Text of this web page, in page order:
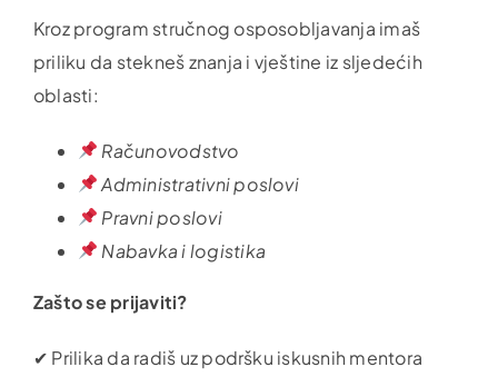
Kroz program stručnog osposobljavanja imaš
priliku da stekneš znanja i vještine iz sljedećih
oblasti:
Računovodstvo
Administrativni poslovi
Pravni poslovi
Nabavka i logistika
Zašto se prijaviti?
✔ Prilika da radiš uz podršku iskusnih mentora